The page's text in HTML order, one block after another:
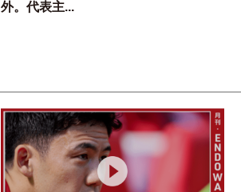
外。代表主...